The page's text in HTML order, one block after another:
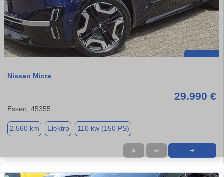
Nissan Micra
29.990 €
Essen, 45355
2.560 km Elektro 110 kw (150 PS)
★ ➦ ➜